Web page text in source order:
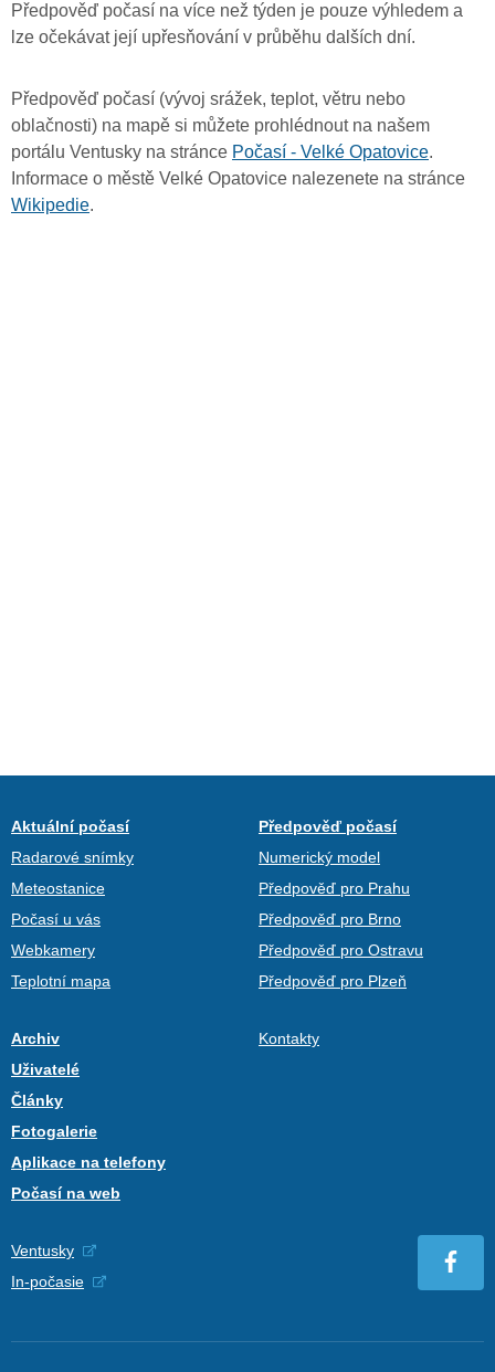
Předpověď počasí na více než týden je pouze výhledem a
lze očekávat její upřesňování v průběhu dalších dní.
Předpověď počasí (vývoj srážek, teplot, větru nebo
oblačnosti) na mapě si můžete prohlédnout na našem
portálu Ventusky na stránce Počasí - Velké Opatovice.
Informace o městě Velké Opatovice nalezenete na stránce
Wikipedie.
Aktuální počasí
Radarové snímky
Meteostanice
Počasí u vás
Webkamery
Teplotní mapa
Předpověď počasí
Numerický model
Předpověď pro Prahu
Předpověď pro Brno
Předpověď pro Ostravu
Předpověď pro Plzeň
Archiv
Uživatelé
Články
Fotogalerie
Aplikace na telefony
Počasí na web
Kontakty
Ventusky
In-počasie